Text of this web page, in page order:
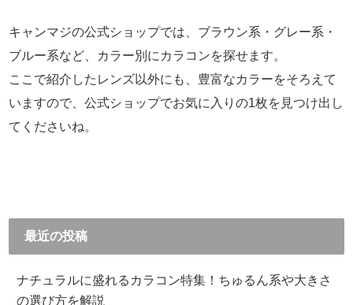
キャンマジの公式ショップでは、ブラウン系・グレー系・
ブルー系など、カラー別にカラコンを探せます。
ここで紹介したレンズ以外にも、豊富なカラーをそろえて
いますので、公式ショップでお気に入りの1枚を見つけ出し
てくださいね。
最近の投稿
ナチュラルに盛れるカラコン特集！ちゅるん系や大きさ
の選び方を解説